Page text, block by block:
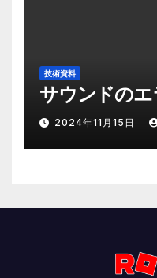
技術資料
サウンドのエ
2024年11月15日